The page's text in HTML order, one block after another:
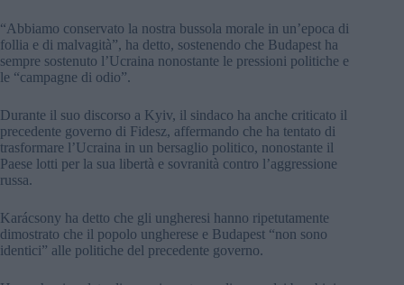
“Abbiamo conservato la nostra bussola morale in un’epoca di
follia e di malvagità”, ha detto, sostenendo che Budapest ha
sempre sostenuto l’Ucraina nonostante le pressioni politiche e
le “campagne di odio”.
Durante il suo discorso a Kyiv, il sindaco ha anche criticato il
precedente governo di Fidesz, affermando che ha tentato di
trasformare l’Ucraina in un bersaglio politico, nonostante il
Paese lotti per la sua libertà e sovranità contro l’aggressione
russa.
Karácsony ha detto che gli ungheresi hanno ripetutamente
dimostrato che il popolo ungherese e Budapest “non sono
identici” alle politiche del precedente governo.